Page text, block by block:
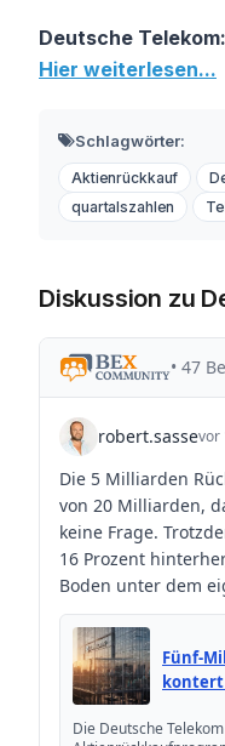
Deutsche
Hier weiterlesen...
Schlagwörter:
Aktienrückkauf
quartalszahlen
Diskussion zu